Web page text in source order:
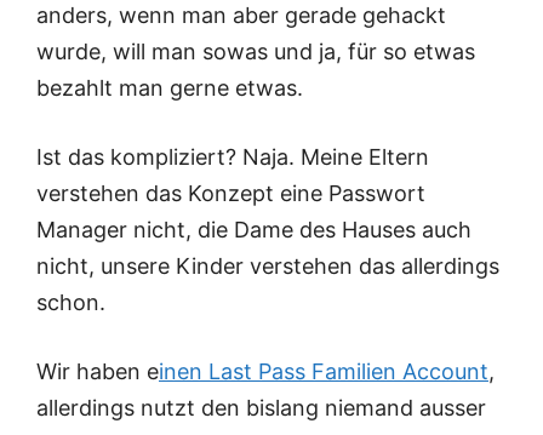
anders, wenn man aber gerade gehackt
wurde, will man sowas und ja, für so etwas
bezahlt man gerne etwas.
Ist das kompliziert? Naja. Meine Eltern
verstehen das Konzept eine Passwort
Manager nicht, die Dame des Hauses auch
nicht, unsere Kinder verstehen das allerdings
schon.
Wir haben einen Last Pass Familien Account,
allerdings nutzt den bislang niemand ausser